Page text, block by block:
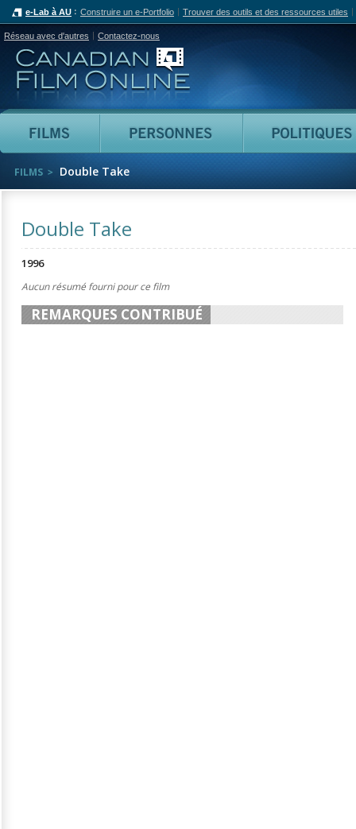
e-Lab à AU Construire un e-Portfolio Trouver des outils et des ressources utiles
Réseau avec d'autres Contactez-nous
Canadian Film Online
Films Personnes
FILMS Double Take
Double Take
1996
Aucun résumé fourni pour ce film
REMARQUES CONTRIBUÉ